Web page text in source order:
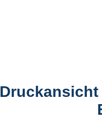
Druckansicht